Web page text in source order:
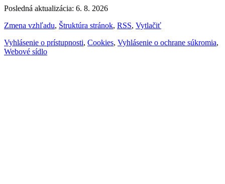
Posledná aktualizácia: 6. 8. 2026
Zmena vzhľadu, Štruktúra stránok, RSS, Vytlačiť
Vyhlásenie o prístupnosti, Cookies, Vyhlásenie o ochrane súkromia,
Webové sídlo